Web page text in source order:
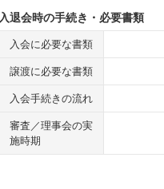
入退会時の手続き・必要書類
入会に必要な書類
譲渡に必要な書類
入会手続きの流れ
審査／理事会の実
施時期